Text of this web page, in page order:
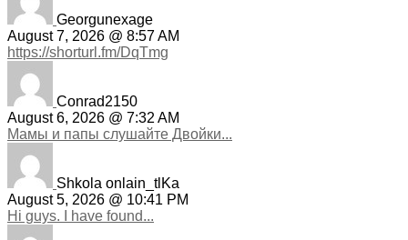
Georgunexage
August 7, 2026 @ 8:57 AM
https://shorturl.fm/DqTmg
Conrad2150
August 6, 2026 @ 7:32 AM
Мамы и папы слушайте Двойки...
Shkola onlain_tlKa
August 5, 2026 @ 10:41 PM
Hi guys. I have found...